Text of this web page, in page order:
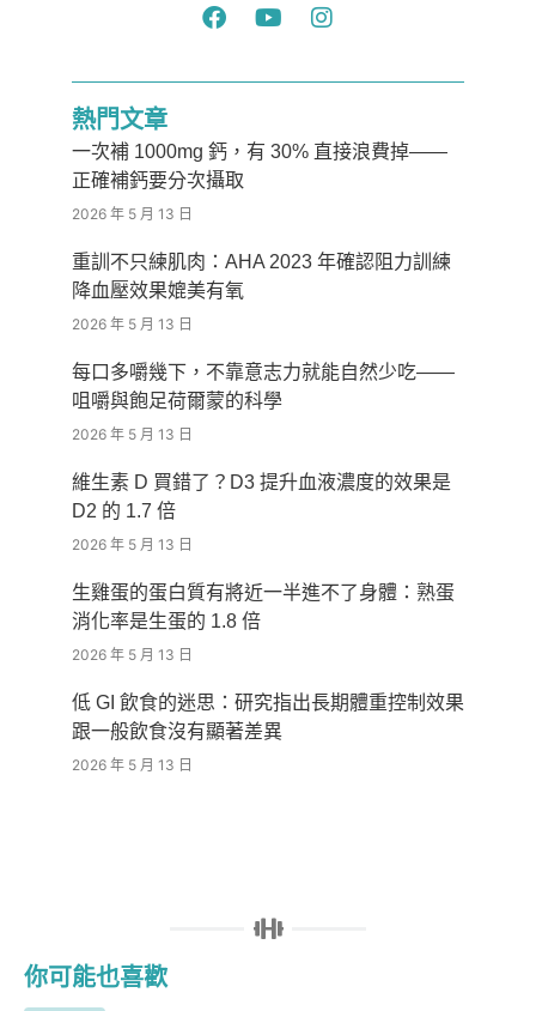
熱門文章
一次補 1000mg 鈣，有 30% 直接浪費掉——
正確補鈣要分次攝取
2026 年 5 月 13 日
重訓不只練肌肉：AHA 2023 年確認阻力訓練
降血壓效果媲美有氧
2026 年 5 月 13 日
每口多嚼幾下，不靠意志力就能自然少吃——
咀嚼與飽足荷爾蒙的科學
2026 年 5 月 13 日
維生素 D 買錯了？D3 提升血液濃度的效果是
D2 的 1.7 倍
2026 年 5 月 13 日
生雞蛋的蛋白質有將近一半進不了身體：熟蛋
消化率是生蛋的 1.8 倍
2026 年 5 月 13 日
低 GI 飲食的迷思：研究指出長期體重控制效果
跟一般飲食沒有顯著差異
2026 年 5 月 13 日
你可能也喜歡